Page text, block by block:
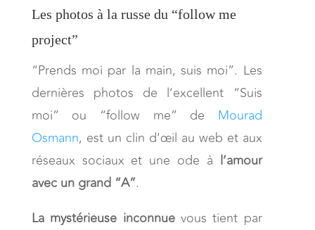
Les photos à la russe du “follow me
project”
“Prends moi par la main, suis moi”. Les
dernières photos de l’excellent “Suis
moi” ou “follow me” de Mourad
Osmann, est un clin d’œil au web et aux
réseaux sociaux et une ode à l’amour
avec un grand “A”.
La mystérieuse inconnuevous tient par